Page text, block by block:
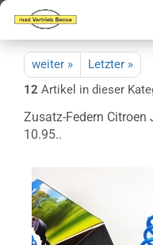
weiter »
Letzter »
12 Artikel in dieser
Zusatz-Federn Citroen
10.95..